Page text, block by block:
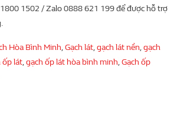
1502 / Zalo 0888 621 199 để được hỗ trợ
Hòa Bình Minh,Gạch lát,gạch lát nền,gạch
ốp lát,gạch ốp lát hòa bình minh,Gạch ốp